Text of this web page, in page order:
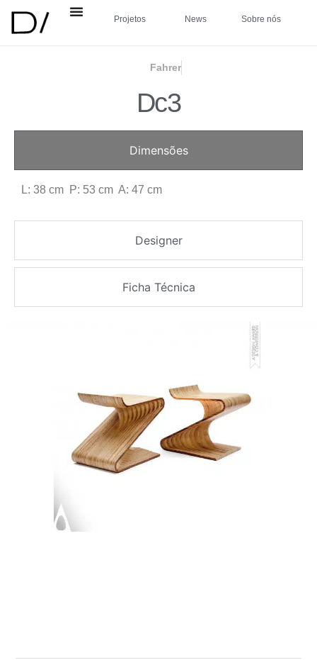
Projetos News Sobre nós
Fahrer
Dc3
Dimensões
Designer
Ficha Técnica
L: 38 cm P: 53 cm A: 47 cm